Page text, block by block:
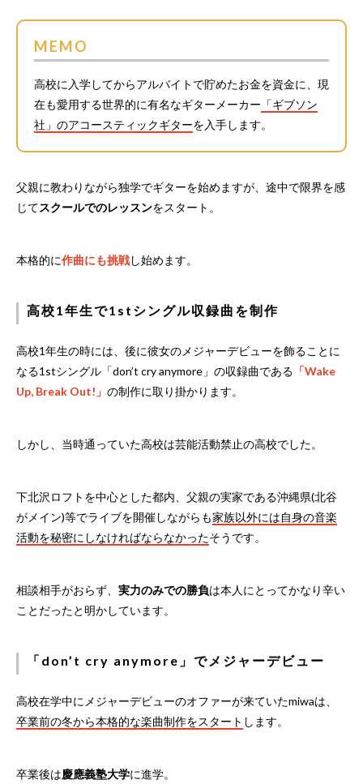
MEMO
高校に入学してからアルバイトで貯めたお金を資金に、現
在も愛用する世界的に有名なギターメーカー 「ギブソン
社」のアコースティックギターを入手します。
父親に教わりながら独学でギターを始めますが、途中で限界を感
じてスクールでのレッスンをスタート。
本格的に作曲にも挑戦し始めます。
高校1年生で1stシングル収録曲を制作
高校1年生の時には、後に彼女のメジャーデビューを飾ることに
なる1stシングル「don’t cry anymore」の収録曲である 「Wake
Up, Break Out!」 の制作に取り掛かります。
しかし、当時通っていた高校は芸能活動禁止の高校でした。
下北沢ロフトを中心とした都内、父親の実家である沖縄県(北谷
がメイン)等でライブを開催しながらも家族以外には自身の音楽
活動を秘密にしなければならなかったそうです。
相談相手がおらず、 実力のみでの勝負は本人にとってかなり辛い
ことだったと明かしています。
「don’t cry anymore」でメジャーデビュー
高校在学中にメジャーデビューのオファーが来ていたmiwaは、
卒業前の冬から本格的な楽曲制作をスタート します。
卒業後は慶應義塾大学に進学。